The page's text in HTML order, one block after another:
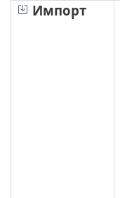
Импорт